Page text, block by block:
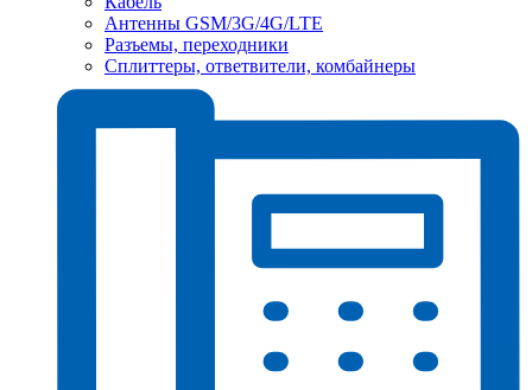
Антенны GSM/3G/4G/LTE
Разъемы, переходники
Сплиттеры, ответвители, комбайнеры